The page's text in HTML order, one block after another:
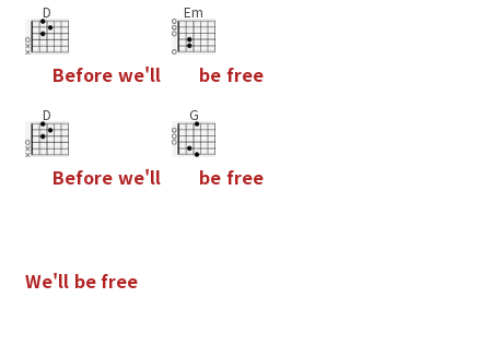
D
Before we'll
Em
be free
D
Before we'll
G
be free
We'll befree